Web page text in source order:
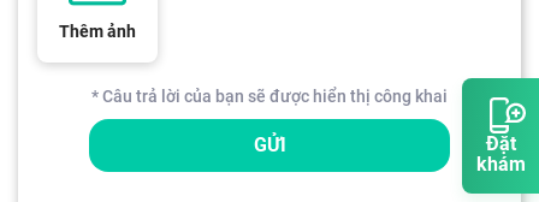
Đặt
khám
Thêm ảnh
* Câu trả lời của bạn sẽ được hiển thị công khai
GỬI